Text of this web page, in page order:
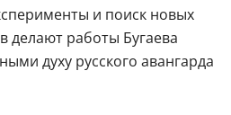
и поиск новых
делают работы Бугаева
духу русского авангарда